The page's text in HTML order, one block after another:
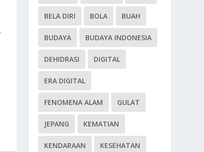
BELA DIRI BOLA BUAH
BUDAYA BUDAYA INDONESIA
DEHIDRASI DIGITAL
ERA DIGITAL
FENOMENA ALAM GULAT
JEPANG KEMATIAN
KENDARAAN KESEHATAN